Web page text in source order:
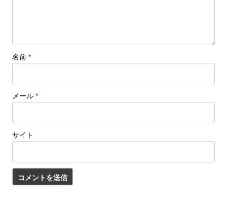
名前 *
メール *
サイト